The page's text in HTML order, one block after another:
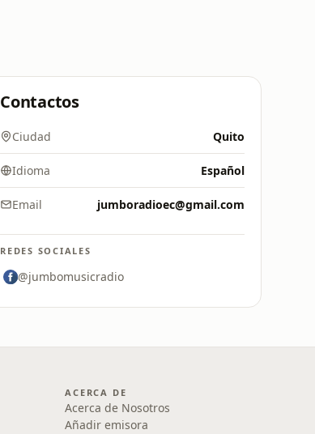
Contactos
Ciudad Quito
Idioma Español
Email jumboradioec@gmail.com
REDES SOCIALES
@jumbomusicradio
ACERCA DE
Acerca de Nosotros
Añadir emisora